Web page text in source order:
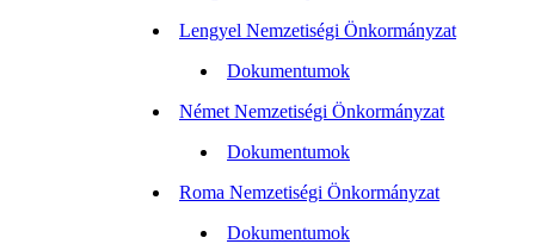
Lengyel Nemzetiségi Önkormányzat
Dokumentumok
Német Nemzetiségi Önkormányzat
Dokumentumok
Roma Nemzetiségi Önkormányzat
Dokumentumok